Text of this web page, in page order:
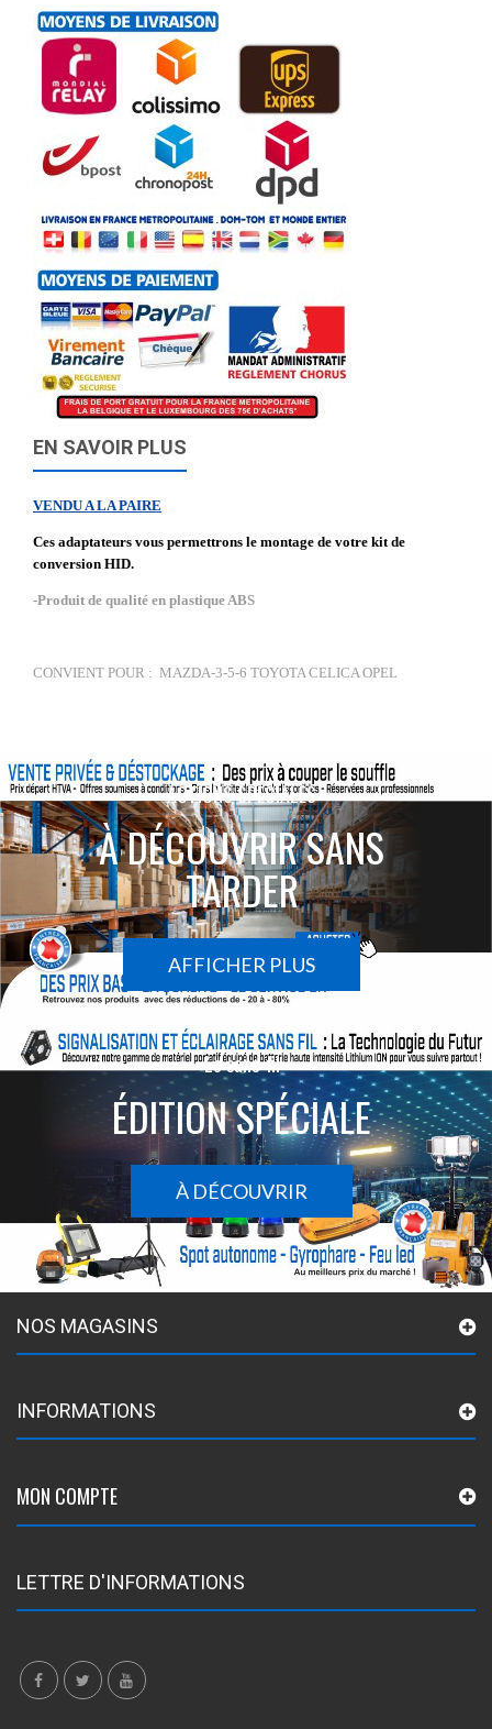
EN SAVOIR PLUS
VENDU A LA PAIRE
Ces adaptateurs vous permettrons le montage de votre kit de
conversion HID.
-Produit de qualité en plastique ABS
CONVIENT POUR : MAZDA-3-5-6 TOYOTA CELICA OPEL
ACTIONS SPÉCIALES
À DÉCOUVRIR SANS
TARDER
AFFICHER PLUS
Le sans-fil
ÉDITION SPÉCIALE
À DÉCOUVRIR
NOS MAGASINS
INFORMATIONS
MON COMPTE
LETTRE D'INFORMATIONS